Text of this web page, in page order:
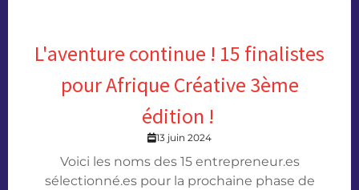
L'aventure continue ! 15 finalistes
pour Afrique Créative 3ème
édition !
13 juin 2024
Voici les noms des 15 entrepreneur.es
sélectionné.es pour la prochaine phase de